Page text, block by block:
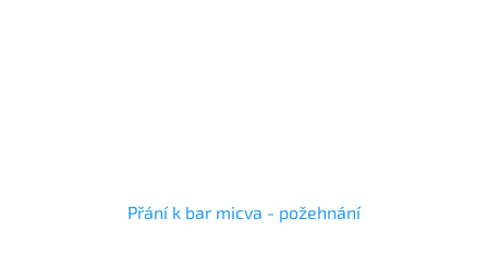
Přání k bar micva - požehnání